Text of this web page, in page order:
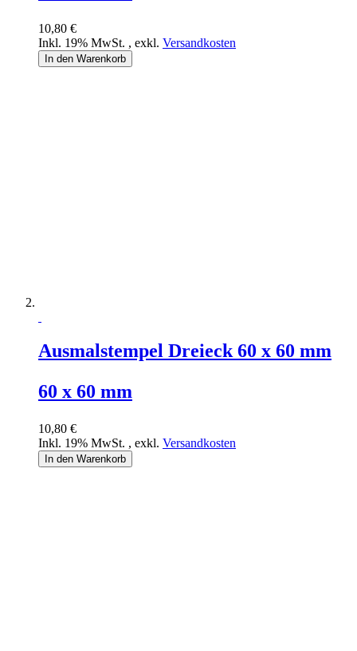
10,80 €
Inkl. 19% MwSt. , exkl. Versandkosten
In den Warenkorb
Ausmalstempel Dreieck 60 x 60 mm
60 x 60 mm
10,80 €
Inkl. 19% MwSt. , exkl. Versandkosten
In den Warenkorb